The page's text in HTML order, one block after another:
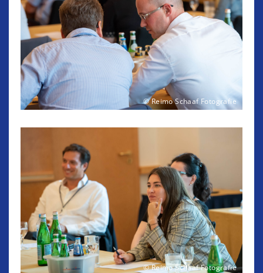
© Reimo Schaaf Fotografie
© Reimo Schaaf Fotografie